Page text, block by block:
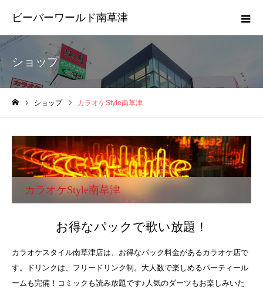
ビーバーワールド南草津
ショップ
ショップ カラオケStyle南草津
カラオケStyle南草津
お得なパックで歌い放題！
カラオケスタイル南草津店は、お得なパック料金があるカラオケ店で
す。ドリンクは、フリードリンク制。大人数で楽しめるパーティール
ームも完備！コミックも読み放題です♪人気のダーツもお楽しみいた